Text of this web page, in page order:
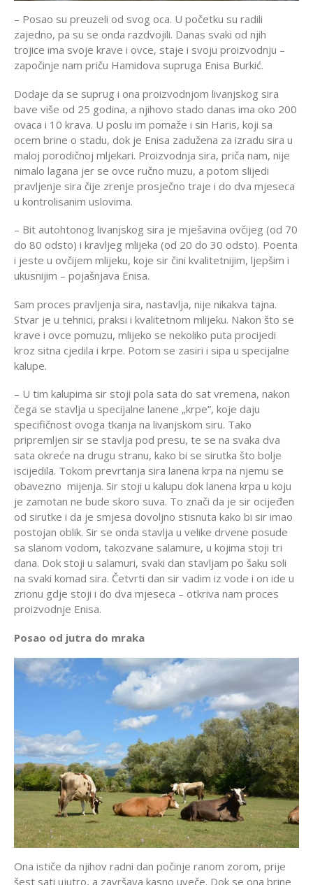
– Posao su preuzeli od svog oca. U početku su radili
zajedno, pa su se onda razdvojili. Danas svaki od njih
trojice ima svoje krave i ovce, staje i svoju proizvodnju –
započinje nam priču Hamidova supruga Enisa Burkić.
Dodaje da se suprug i ona proizvodnjom livanjskog sira
bave više od 25 godina, a njihovo stado danas ima oko 200
ovaca i 10 krava. U poslu im pomaže i sin Haris, koji sa
ocem brine o stadu, dok je Enisa zadužena za izradu sira u
maloj porodičnoj mljekari. Proizvodnja sira, priča nam, nije
nimalo lagana jer se ovce ručno muzu, a potom slijedi
pravljenje sira čije zrenje prosječno traje i do dva mjeseca
u kontrolisanim uslovima.
– Bit autohtonog livanjskog sira je mješavina ovčijeg (od 70
do 80 odsto) i kravljeg mlijeka (od 20 do 30 odsto). Poenta
i jeste u ovčijem mlijeku, koje sir čini kvalitetnijim, ljepšim i
ukusnijim – pojašnjava Enisa.
Sam proces pravljenja sira, nastavlja, nije nikakva tajna.
Stvar je u tehnici, praksi i kvalitetnom mlijeku. Nakon što se
krave i ovce pomuzu, mlijeko se nekoliko puta procijedi
kroz sitna cjedila i krpe. Potom se zasiri i sipa u specijalne
kalupe.
– U tim kalupima sir stoji pola sata do sat vremena, nakon
čega se stavlja u specijalne lanene „krpe”, koje daju
specifičnost ovoga tkanja na livanjskom siru. Tako
pripremljen sir se stavlja pod presu, te se na svaka dva
sata okreće na drugu stranu, kako bi se sirutka što bolje
iscijedila. Tokom prevrtanja sira lanena krpa na njemu se
obavezno mijenja. Sir stoji u kalupu dok lanena krpa u koju
je zamotan ne bude skoro suva. To znači da je sir ocijeđen
od sirutke i da je smjesa dovoljno stisnuta kako bi sir imao
postojan oblik. Sir se onda stavlja u velike drvene posude
sa slanom vodom, takozvane salamure, u kojima stoji tri
dana. Dok stoji u salamuri, svaki dan stavljam po šaku soli
na svaki komad sira. Četvrti dan sir vadim iz vode i on ide u
zrionu gdje stoji i do dva mjeseca – otkriva nam proces
proizvodnje Enisa.
Posao od jutra do mraka
Ona ističe da njihov radni dan počinje ranom zorom, prije
šest sati ujutro, a završava kasno uveče. Dok se ona brine